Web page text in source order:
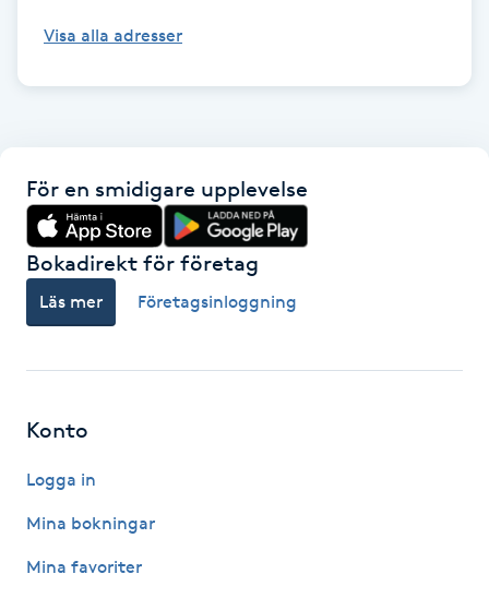
Hårvård
Hälsprickor
Idrottsmassage
IR-massage
Japansk massage
Visa alla adresser
För en smidigare upplevelse
Bokadirekt för företag
Läs mer Företagsinloggning
Konto
Logga in
Mina bokningar
Mina favoriter